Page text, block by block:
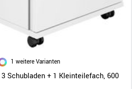
1 weitere Varianten
Schubladen + 1 Kleinteilefach, 600